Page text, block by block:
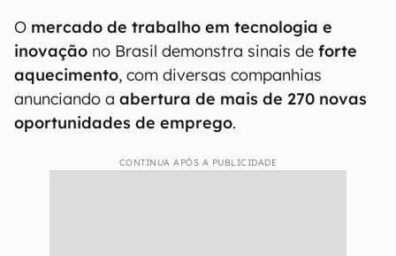
O mercado de trabalho em tecnologia e
inovação no Brasil demonstra sinais de forte
aquecimento, com diversas companhias
anunciando a abertura de mais de 270 novas
oportunidades de emprego.
CONTINUA APÓS A PUBLICIDADE